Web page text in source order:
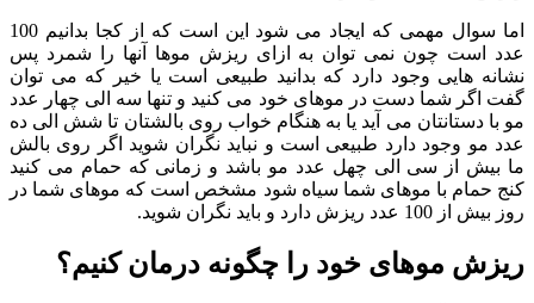
اما سوال مهمی که ایجاد می شود این است که از کجا بدانیم 100
عدد است چون نمی توان به ازای ریزش موها آنها را شمرد پس
نشانه هایی وجود دارد که بدانید طبیعی است یا خیر که می توان
گفت اگر شما دست در موهای خود می کنید و تنها سه الی چهار عدد
مو با دستانتان می آید یا به هنگام خواب روی بالشتان تا شش الی ده
عدد مو وجود دارد طبیعی است و نباید نگران شوید اگر روی بالش
ما بیش از سی الی چهل عدد مو باشد و زمانی که حمام می کنید
کنج حمام با موهای شما سیاه شود مشخص است که موهای شما در
روز بیش از 100 عدد ریزش دارد و باید نگران شوید.
ریزش موهای خود را چگونه درمان کنیم؟